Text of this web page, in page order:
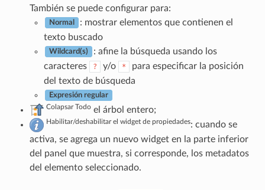
También se puede configurar para:
Normal
: mostrar elementos que contienen el
texto buscado
Wildcard(s)
: afine la búsqueda usando los
caracteres
? y/o *
para especificar la posición
del texto de búsqueda
Expresión regular
Colapsar Todoel árbol entero;
Habilitar/deshabilitar el widget de propiedades: cuando se
activa, se agrega un nuevo widget en la parte inferior
del panel que muestra, si corresponde, los metadatos
del elemento seleccionado.